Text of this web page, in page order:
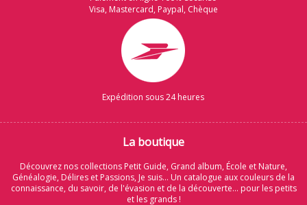
Visa, Mastercard, Paypal, Chèque
Expédition sous 24 heures
La boutique
Découvrez nos collections Petit Guide, Grand album, École et Nature,
Généalogie, Délires et Passions, Je suis... Un catalogue aux couleurs de la
connaissance, du savoir, de l'évasion et de la découverte... pour les petits
et les grands !